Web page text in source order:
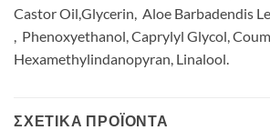
Castor Oil,Glycerin, Aloe Barbadendis
, Phenoxyethanol, Caprylyl Glycol,
Hexamethylindanopyran, Linalool.
ΣΧΕΤΙΚΆ ΠΡΟΪΌΝΤΑ